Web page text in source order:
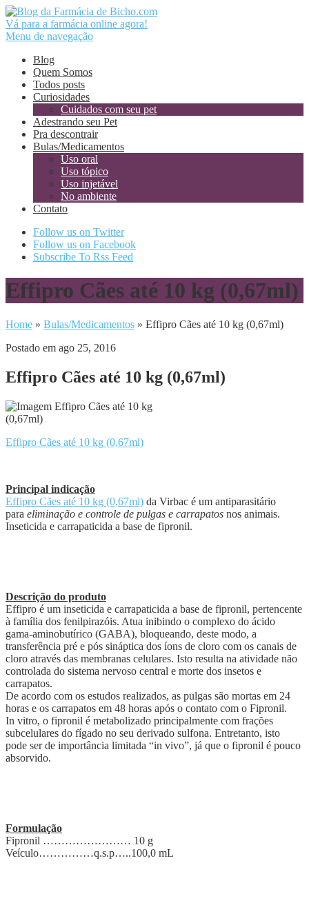
Vá para a farmácia online agora!
Menu de navegação
Blog
Quem Somos
Todos posts
Curiosidades
Cuidados com seu pet
Adestrando seu Pet
Pra descontrair
Bulas/Medicamentos
Uso oral
Uso tópico
Uso injetável
No ambiente
Contato
Follow us on Twitter
Follow us on Facebook
Subscribe To Rss Feed
Effipro Cães até 10 kg (0,67ml)
Home » Bulas/Medicamentos » Effipro Cães até 10 kg (0,67ml)
Postado em ago 25, 2016
Effipro Cães até 10 kg (0,67ml)
Effipro Cães até 10 kg (0,67ml)
Principal indicação
Effipro Cães até 10 kg (0,67ml) da Virbac é um antiparasitário
para eliminação e controle de pulgas e carrapatos nos animais.
Inseticida e carrapaticida a base de fipronil.
Descrição do produto
Effipro é um inseticida e carrapaticida a base de fipronil, pertencente
à família dos fenilpirazóis. Atua inibindo o complexo do ácido
gama-aminobutírico (GABA), bloqueando, deste modo, a
transferência pré e pós sináptica dos íons de cloro com os canais de
cloro através das membranas celulares. Isto resulta na atividade não
controlada do sistema nervoso central e morte dos insetos e
carrapatos.
De acordo com os estudos realizados, as pulgas são mortas em 24
horas e os carrapatos em 48 horas após o contato com o Fipronil.
In vitro, o fipronil é metabolizado principalmente com frações
subcelulares do fígado no seu derivado sulfona. Entretanto, isto
pode ser de importância limitada “in vivo”, já que o fipronil é pouco
absorvido.
Formulação
Fipronil …………………… 10 g
Veículo……………q.s.p…..100,0 mL